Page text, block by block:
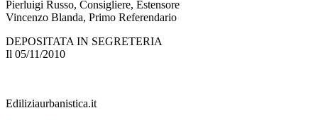
Pierluigi Russo, Consigliere, Estensore
Vincenzo Blanda, Primo Referendario
DEPOSITATA IN SEGRETERIA
Il 05/11/2010
Ediliziaurbanistica.it